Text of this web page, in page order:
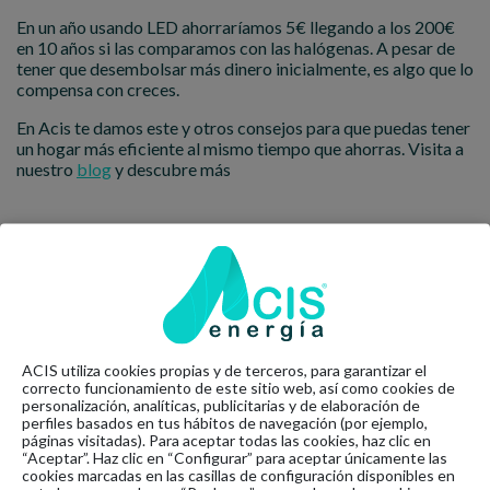
En un año usando LED ahorraríamos 5€ llegando a los 200€
en 10 años si las comparamos con las halógenas. A pesar de
tener que desembolsar más dinero inicialmente, es algo que lo
compensa con creces.
En Acis te damos este y otros consejos para que puedas tener
un hogar más eficiente al mismo tiempo que ahorras. Visita a
nuestro blogy descubre más
Últimas noticias
ACIS utiliza cookies propias y de terceros, para garantizar el
correcto funcionamiento de este sitio web, así como cookies de
personalización, analíticas, publicitarias y de elaboración de
perfiles basados en tus hábitos de navegación (por ejemplo,
páginas visitadas). Para aceptar todas las cookies, haz clic en
“Aceptar”. Haz clic en “Configurar” para aceptar únicamente las
cookies marcadas en las casillas de configuración disponibles en